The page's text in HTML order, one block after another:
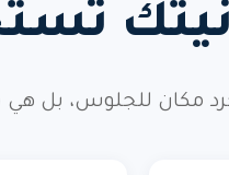
مكان للجلوس، بل هي